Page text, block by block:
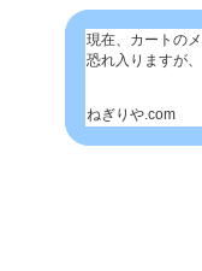
現在、カートの
恐れ入りますが
ねぎりや.com